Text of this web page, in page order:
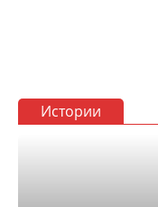
Истории